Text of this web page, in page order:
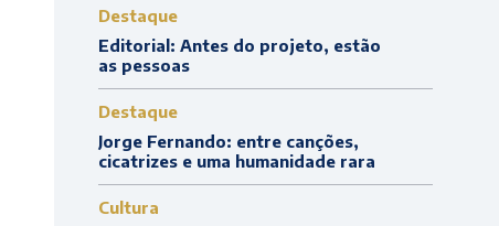
Destaque
Editorial: Antes do projeto, estão
as pessoas
Destaque
Jorge Fernando: entre canções,
cicatrizes e uma humanidade rara
Cultura